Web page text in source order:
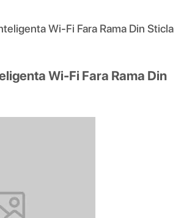
Wi-Fi Fara Rama Din Sticla
Wi-Fi Fara Rama Din